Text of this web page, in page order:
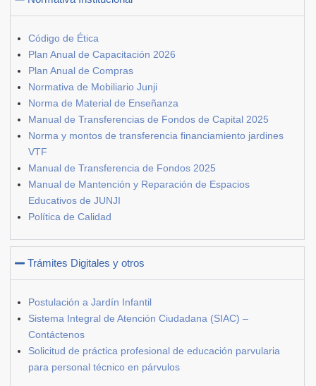
Código de Ética
Plan Anual de Capacitación 2026
Plan Anual de Compras
Normativa de Mobiliario Junji
Norma de Material de Enseñanza
Manual de Transferencias de Fondos de Capital 2025
Norma y montos de transferencia financiamiento jardines
VTF
Manual de Transferencia de Fondos 2025
Manual de Mantención y Reparación de Espacios
Educativos de JUNJI
Política de Calidad
Trámites Digitales y otros
Postulación a Jardín Infantil
Sistema Integral de Atención Ciudadana (SIAC) –
Contáctenos
Solicitud de práctica profesional de educación parvularia
para personal técnico en párvulos